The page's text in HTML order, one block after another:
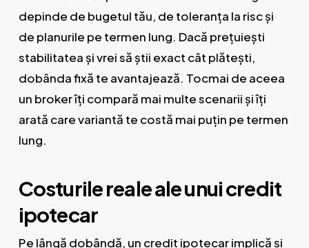
depinde de bugetul tău, de toleranța la risc și
de planurile pe termen lung. Dacă prețuiești
stabilitatea și vrei să știi exact cât plătești,
dobânda fixă te avantajează. Tocmai de aceea
un broker îți compară mai multe scenarii și îți
arată care variantă te costă mai puțin pe termen
lung.
Costurile reale ale unui credit
ipotecar
Pe lângă dobândă, un credit ipotecar implică și